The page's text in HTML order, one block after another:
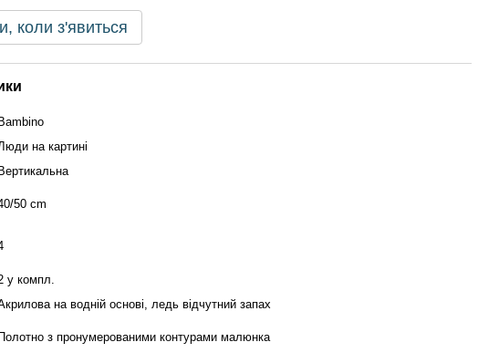
коли з'явиться
Bambino
на картині
Вертикальна
50 cm
у компл.
на водній основі, ледь відчутний запах
Полотно з пронумерованими контурами малюнка